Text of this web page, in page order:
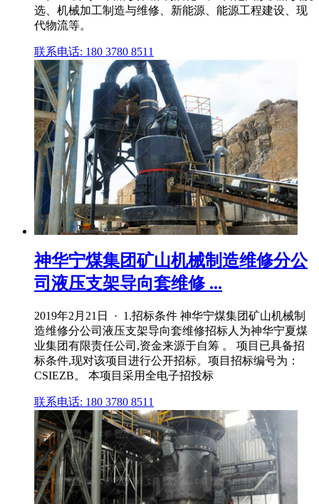
选、机械加工制造与维修、新能源、能源工程建设、现
代物流等。
联系电话: 180 3780 8511
神华宁煤集团矿山机械制造维修分公
司液压支架导向套维修 ...
2019年2月21日 · 1.招标条件 神华宁煤集团矿山机械制
造维修分公司液压支架导向套维修招标人为神华宁夏煤
业集团有限责任公司,资金来源于自筹 。 项目已具备招
标条件,现对该项目进行公开招标。项目招标编号为：
CSIEZB。 本项目采用全电子招投标
联系电话: 180 3780 8511